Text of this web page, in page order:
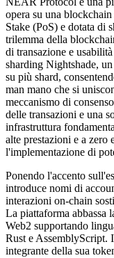
opera su una
Stake (PoS) e dotata di
trilemma della
di transazione e
sharding Nightshade,
su più shard,
man mano che si
meccanismo di
delle transazioni e una
infrastruttura
alte prestazioni e a zero
l'implementazione di
Ponendo l'accento
introduce nomi di
interazioni on-chain
La piattaforma abbassa
Web2 supportando
Rust e
integrante della sua